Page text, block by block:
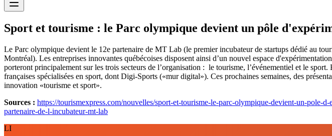
Sport et tourisme : le Parc olympique devient un pôle
Le Parc olympique devient le 12e partenaire de MT Lab (le premier incubateur de startups dédié au
Montréal). Les entreprises innovantes québécoises disposent ainsi d’un nouvel espace
porteront principalement sur les trois secteurs de l’organisation : le tourisme, l’événementiel et le
françaises spécialisées en sport, dont Digi-Sports («mur digital»). Ces prochaines semaines, des
innovation «tourisme et sport».
Sources : https://tourismexpress.com/nouvelles/sport-et-tourisme-le-parc-olympique-devient-un-pole-
partenaire-de-l-incubateur-mt-lab
LI